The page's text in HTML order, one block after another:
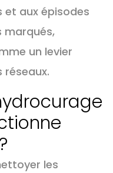
et aux épisodes
marqués,
un levier
les